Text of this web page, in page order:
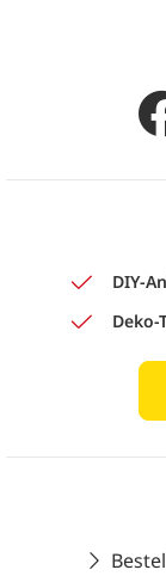
DIY-
Deko-